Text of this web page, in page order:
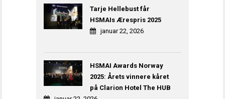
Tarje Hellebust får
HSMAIs Ærespris 2025
januar 22, 2026
HSMAI Awards Norway
2025: Årets vinnere kåret
på Clarion Hotel The HUB